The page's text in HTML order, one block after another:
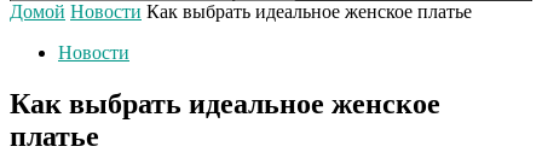
Домой Новости Как выбрать идеальное женское платье
Новости
Как выбрать идеальное женское
платье